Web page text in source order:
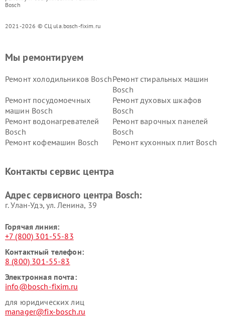
Bosch
2021-2026 © СЦ ula.bosch-fixim.ru
Мы ремонтируем
Ремонт холодильников BoschРемонт стиральных машин
Bosch
Ремонт посудомоечных
машин Bosch
Ремонт духовых шкафов
Bosch
Ремонт водонагревателей
Bosch
Ремонт варочных панелей
Bosch
Ремонт кофемашин Bosch
Ремонт кухонных плит Bosch
Ремонт сушильных автоматовРемонт морозильных камер
Контакты сервис центра
Адрес сервисного центра Bosch:
г. Улан-Удэ, ул. Ленина, 39
Горячая линия:
+7 (800) 301-55-83
Контактный телефон:
8 (800) 301-55-83
Электронная почта:
info@bosch-fixim.ru
для юридических лиц
manager@fix-bosch.ru